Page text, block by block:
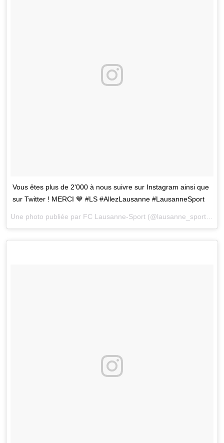
Vous êtes plus de 2'000 à nous suivre sur Instagram ainsi que
sur Twitter ! MERCI 💙 #LS #AllezLausanne #LausanneSport